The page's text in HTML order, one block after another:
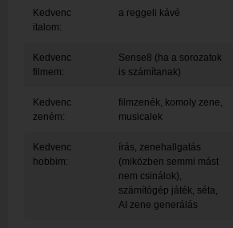
Kedvenc
italom:
a reggeli kávé
Kedvenc
filmem:
Sense8 (ha a sorozatok
is számítanak)
Kedvenc
zeném:
filmzenék, komoly zene,
musicalek
Kedvenc
hobbim:
írás, zenehallgatás
(miközben semmi mást
nem csinálok),
számítógép játék, séta,
AI zene generálás